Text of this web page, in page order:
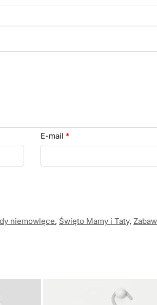
E-mail *
niemowlęce, Święto Mamy i Taty,